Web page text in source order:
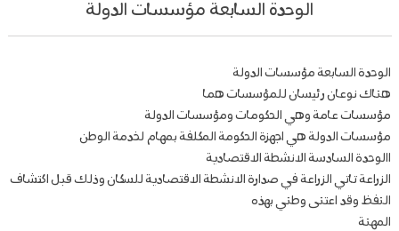
الوحدة السابعة مؤسسات الدولة
الوحدة السابعة مؤسسات الدولة
هناك نوعان رئيسان للمؤسسات هما
مؤسسات عامة وهي الحكومات ومؤسسات الدولة
مؤسسات الدولة هي اجهزة الحكومة المكلفة بمهام لخدمة الوطن
االوحدة السادسة الانشطة الاقتصادية
الزراعة تاتي الزراعة في صدارة الانشطة الاقتصادية للسكان وذلك قبل اكتشاف
النفظ وقد اعتنى وطني بهذه
المهنة